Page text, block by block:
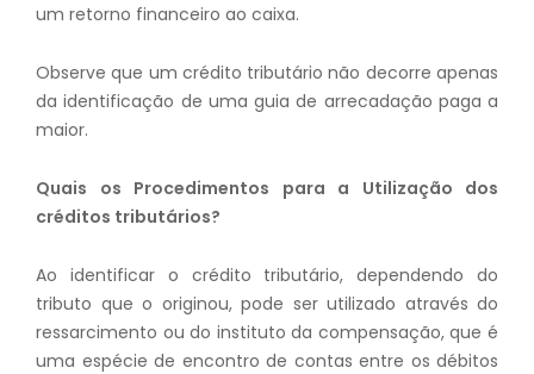
um retorno financeiro ao caixa.
Observe que um crédito tributário não decorre apenas
da identificação de uma guia de arrecadação paga a
maior.
Quais os Procedimentos para a Utilização dos
créditos tributários?
Ao identificar o crédito tributário, dependendo do
tributo que o originou, pode ser utilizado através do
ressarcimento ou do instituto da compensação, que é
uma espécie de encontro de contas entre os débitos